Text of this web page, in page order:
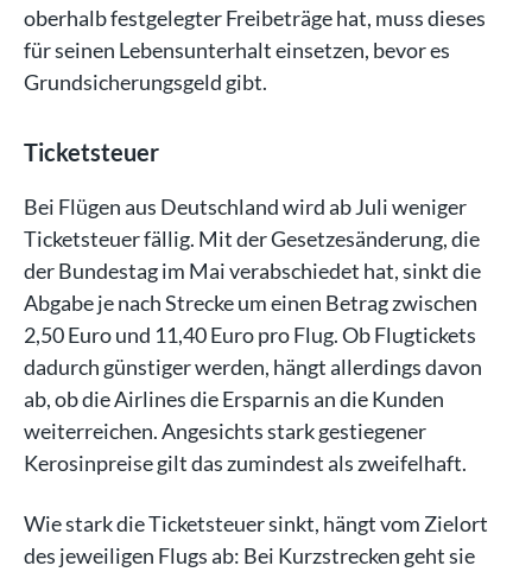
oberhalb festgelegter Freibeträge hat, muss dieses
für seinen Lebensunterhalt einsetzen, bevor es
Grundsicherungsgeld gibt.
Ticketsteuer
Bei Flügen aus Deutschland wird ab Juli weniger
Ticketsteuer fällig. Mit der Gesetzesänderung, die
der Bundestag im Mai verabschiedet hat, sinkt die
Abgabe je nach Strecke um einen Betrag zwischen
2,50 Euro und 11,40 Euro pro Flug. Ob Flugtickets
dadurch günstiger werden, hängt allerdings davon
ab, ob die Airlines die Ersparnis an die Kunden
weiterreichen. Angesichts stark gestiegener
Kerosinpreise gilt das zumindest als zweifelhaft.
Wie stark die Ticketsteuer sinkt, hängt vom Zielort
des jeweiligen Flugs ab: Bei Kurzstrecken geht sie